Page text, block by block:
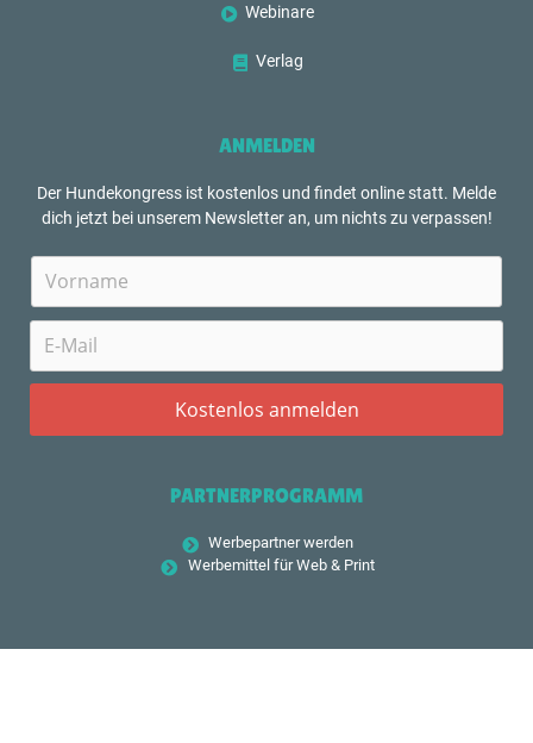
Webinare
Verlag
ANMELDEN
Der Hundekongress ist kostenlos und findet online statt. Melde
dich jetzt bei unserem Newsletter an, um nichts zu verpassen!
PARTNERPROGRAMM
Werbepartner werden
Werbemittel für Web & Print